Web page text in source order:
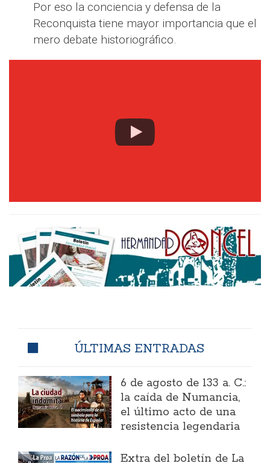
Por eso la conciencia y defensa de la
Reconquista tiene mayor importancia que el
mero debate historiográfico.
ÚLTIMAS ENTRADAS
6 de agosto de 133 a. C.:
la caída de Numancia,
el último acto de una
resistencia legendaria
Extra del boletín de La